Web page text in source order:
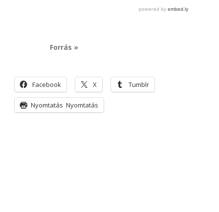
Forrás »
Facebook X Tumblr
Nyomtatás Nyomtatás